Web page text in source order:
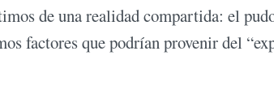
de una realidad compartida: el
factores que podrían provenir del